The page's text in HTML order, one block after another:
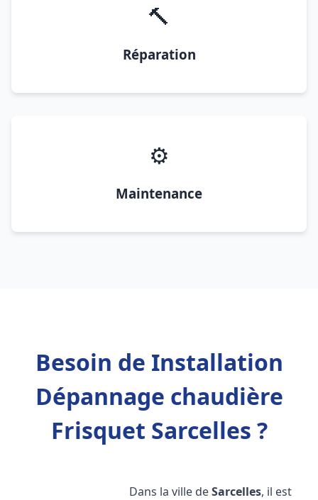
🔨
Réparation
⚙️
Maintenance
Besoin de Installation
Dépannage chaudière
Frisquet Sarcelles ?
Dans la ville deSarcelles, il est